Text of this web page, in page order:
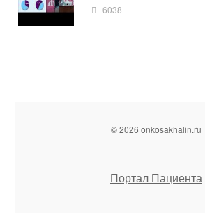
6038
© 2026 onkosakhalin.ru
Портал Пациента